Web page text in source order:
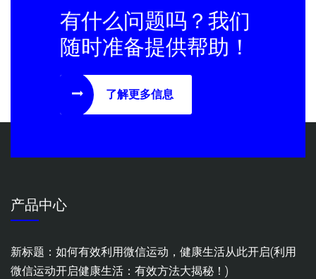
有什么问题吗？我们
随时准备提供帮助！
了解更多信息
产品中心
新标题：如何有效利用微信运动，健康生活从此开启(利用
微信运动开启健康生活：有效方法大揭秘！)